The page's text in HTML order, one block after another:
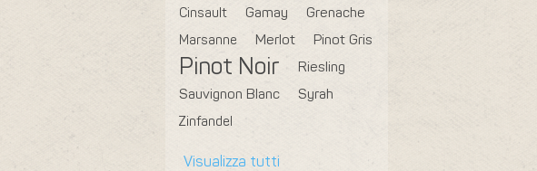
Cinsault
Gamay
Grenache
Marsanne
Merlot Pinot Gris
Pinot Noir
Riesling
Sauvignon Blanc
Syrah
Zinfandel
Visualizza tutti